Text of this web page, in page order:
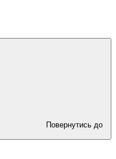
Повернутись до